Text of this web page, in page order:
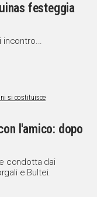
festeggia
incontro...
l'amico: dopo
condotta dai
e Bultei.